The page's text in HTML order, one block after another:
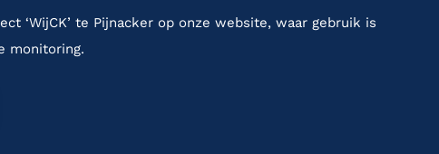
‘WijCK’ te Pijnacker op onze website, waar gebruik is
monitoring.